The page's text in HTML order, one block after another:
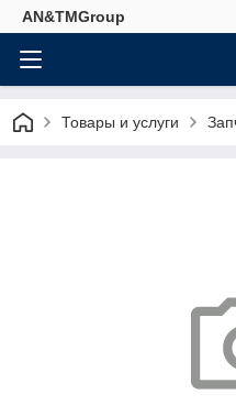
AN&TMGroup
Товары и услуги